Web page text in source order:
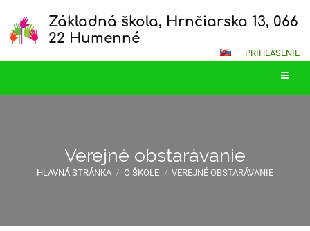
Základná škola, Hrnčiarska 13, 066
22 Humenné
PRIHLÁSENIE
Verejné obstarávanie
HLAVNÁ STRÁNKA / O ŠKOLE / VEREJNÉ OBSTARÁVANIE